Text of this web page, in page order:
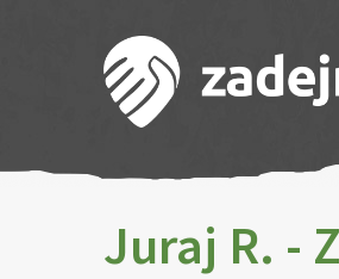
Juraj R. -